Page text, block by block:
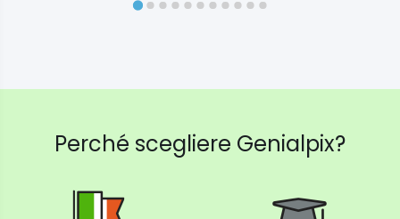
Perché scegliere Genialpix?